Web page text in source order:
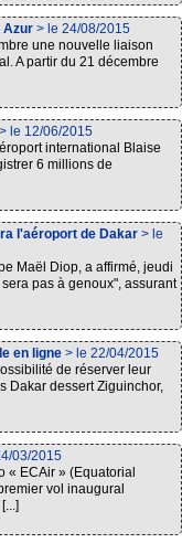
Azur > le 24/08/2015
une nouvelle liaison
A partir du 21 décembre
> le 12/06/2015
international Blaise
6 millions de
l'aéroport de Dakar > le
Maël Diop, a affirmé, jeudi
pas à genoux", assurant
en ligne > le 22/04/2015
de réserver leur
Dakar dessert Ziguinchor,
03/2015
« ECAir » (Equatorial
vol inaugural